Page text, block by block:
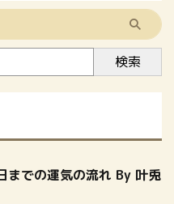
検索
までの運気の流れ By 叶兎